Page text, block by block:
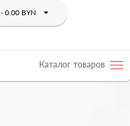
0.00 BYN
Каталог товаров